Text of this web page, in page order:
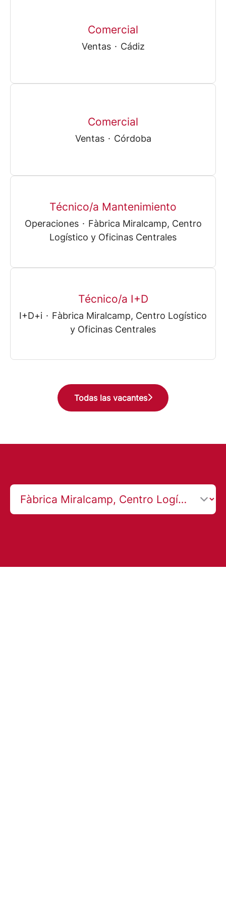
Comercial
Ventas · Cádiz
Comercial
Ventas · Córdoba
Técnico/a Mantenimiento
Operaciones · Fàbrica Miralcamp, Centro
Logístico y Oficinas Centrales
Técnico/a I+D
I+D+i · Fàbrica Miralcamp, Centro Logístico
y Oficinas Centrales
Todas las vacantes